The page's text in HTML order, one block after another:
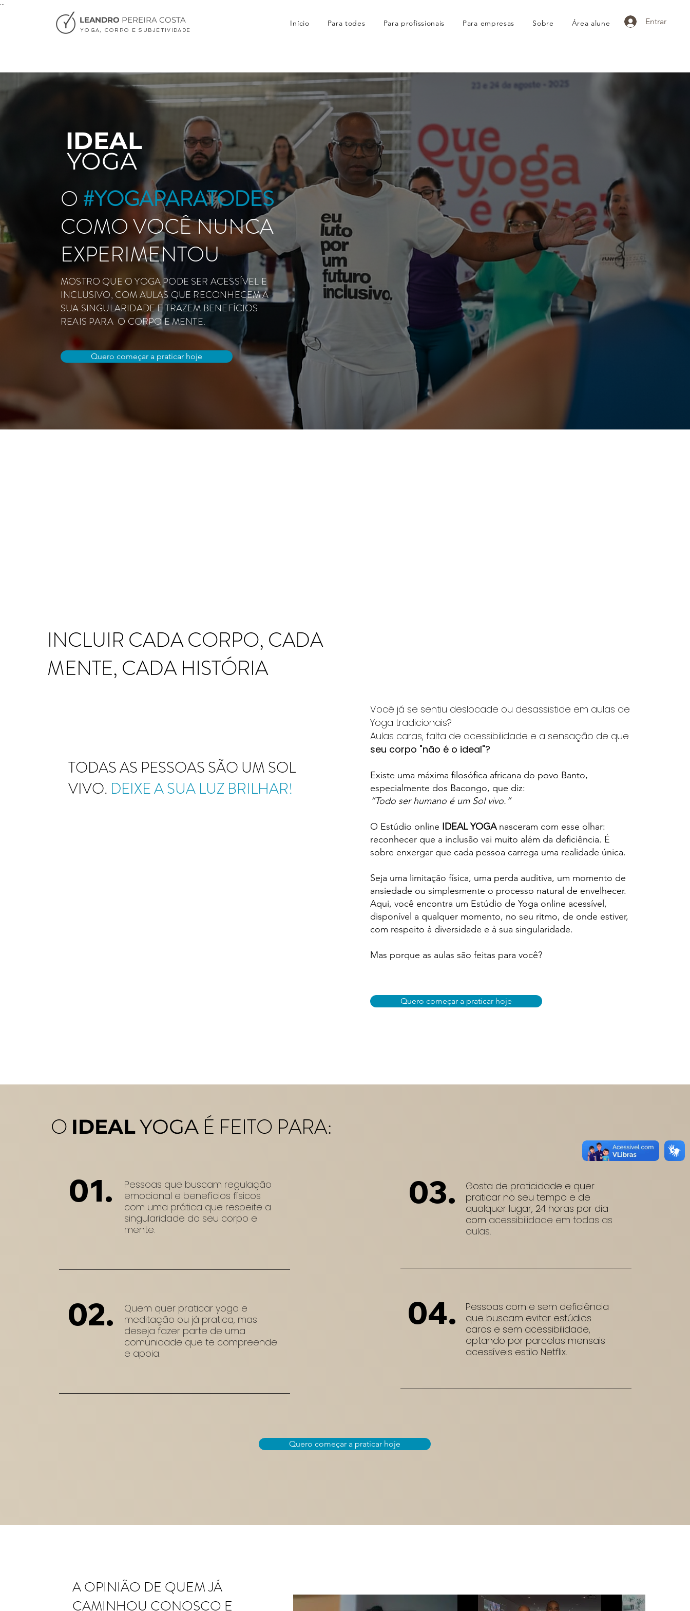
LEANDRO PEREIRA COSTA
YOGA, CORPO E SUBJETIVIDADE
Início Para todes Para profissionais Para empresas Sobre Área alune Entrar
IDEAL
YOGA
O #YOGAPARATODES
COMO VOCÊ NUNCA
EXPERIMENTOU
MOSTRO QUE O YOGA PODE SER ACESSÍVEL E
INCLUSIVO, COM AULAS QUE RECONHECEM A
SUA SINGULARIDADE E TRAZEM BENEFÍCIOS
REAIS PARA O CORPO E MENTE.
Quero começar a praticar hoje
INCLUIR CADA CORPO, CADA
MENTE, CADA HISTÓRIA
TODAS AS PESSOAS SÃO UM SOL
VIVO. DEIXE A SUA LUZ BRILHAR!
Você já se sentiu deslocade ou desassistide em aulas de
Yoga tradicionais?
Aulas caras, falta de acessibilidade e a sensação de que
seu corpo "não é o ideal"?
Existe uma máxima filosófica africana do povo Banto,
especialmente dos Bacongo, que diz:
“Todo ser humano é um Sol vivo.”
O Estúdio online IDEAL YOGAnasceram com esse olhar:
reconhecer que a inclusão vai muito além da deficiência. É
sobre enxergar que cada pessoa carrega uma realidade única.
Seja uma limitação física, uma perda auditiva, um momento de
ansiedade ou simplesmente o processo natural de envelhecer.
Aqui, você encontra um Estúdio de Yoga online acessível,
disponível a qualquer momento, no seu ritmo, de onde estiver,
com respeito à diversidade e à sua singularidade.
Mas porque as aulas são feitas para você?
Quero começar a praticar hoje
O IDEALYOGA É FEITO PARA:
01.
Pessoas que buscam regulação
emocional e benefícios físicos
com uma prática que respeite a
singularidade do seu corpo e
mente.
02.
Quem quer praticar yoga e
meditação ou já pratica, mas
deseja fazer parte de uma
comunidade que te compreende
e apoia.
03.
Gosta de praticidade e quer
praticar no seu tempo e de
qualquer lugar, 24 horas por dia
com acessibilidade em todas as
aulas.
04.
Pessoas com e sem deficiência
que buscam evitar estúdios
caros e sem acessibilidade,
optando por parcelas mensais
acessíveis estilo Netflix.
Quero começar a praticar hoje
A OPINIÃO DE QUEM JÁ
CAMINHOU CONOSCO E